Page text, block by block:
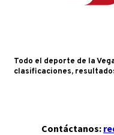
Todo el deporte de la
clasificaciones,
Contáctanos: